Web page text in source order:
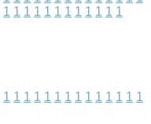
1 1 1 1 1 1 1 1 1 1 1 1
1 1 1 1 1 1 1 1 1 1 1 1 1 1